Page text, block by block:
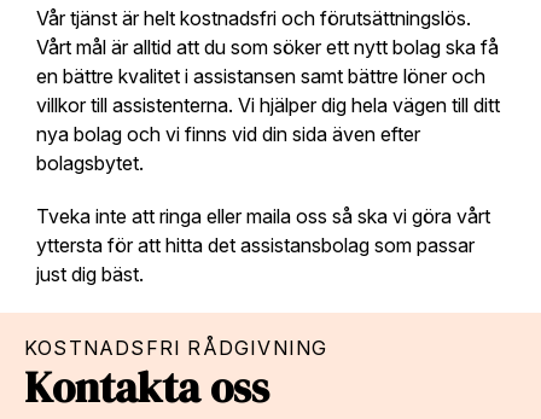
Vår tjänst är helt kostnadsfri och förutsättningslös.
Vårt mål är alltid att du som söker ett nytt bolag ska få
en bättre kvalitet i assistansen samt bättre löner och
villkor till assistenterna. Vi hjälper dig hela vägen till ditt
nya bolag och vi finns vid din sida även efter
bolagsbytet.
Tveka inte att ringa eller maila oss så ska vi göra vårt
yttersta för att hitta det assistansbolag som passar
just dig bäst.
KOSTNADSFRI RÅDGIVNING
Kontakta oss